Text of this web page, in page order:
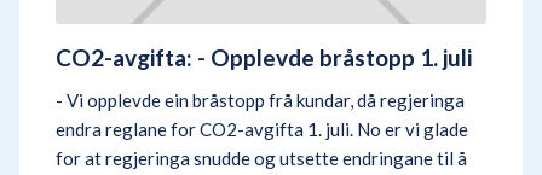
CO2-avgifta: - Opplevde bråstopp 1. juli
- Vi opplevde ein bråstopp frå kundar, då regjeringa
endra reglane for CO2-avgifta 1. juli. No er vi glade
for at regjeringa snudde og utsette endringane til å